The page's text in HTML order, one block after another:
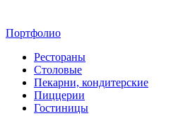
Портфолио
Рестораны
Столовые
Пекарни, кондитерские
Пиццерии
Гостиницы